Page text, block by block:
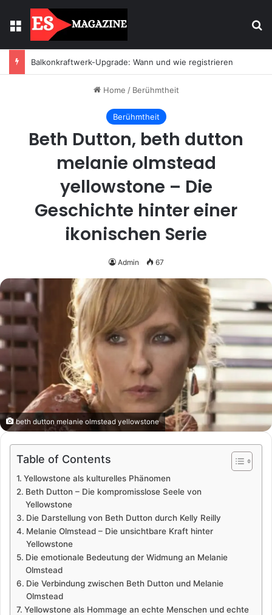
Menu
Balkonkraftwerk-Upgrade: Wann und wie registrieren
Home / Berühmtheit
Berühmtheit
Beth Dutton, beth dutton
melanie olmstead
yellowstone – Die
Geschichte hinter einer
ikonischen Serie
Admin 67
beth dutton melanie olmstead yellowstone
Table of Contents
Yellowstone als kulturelles Phänomen
Beth Dutton – Die kompromisslose Seele von
Yellowstone
Die Darstellung von Beth Dutton durch Kelly Reilly
Melanie Olmstead – Die unsichtbare Kraft hinter
Yellowstone
Die emotionale Bedeutung der Widmung an Melanie
Olmstead
Die Verbindung zwischen Beth Dutton und Melanie
Olmstead
Yellowstone als Hommage an echte Menschen und echte